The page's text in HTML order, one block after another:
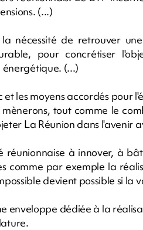
(...)
nécessité de retrouver
pour concrétiser
(...)
les moyens accordés pour
tout comme le
La Réunion dans l'avenir
réunionnaise à innover, à
comme par exemple la
devient possible si la
enveloppe dédiée à la